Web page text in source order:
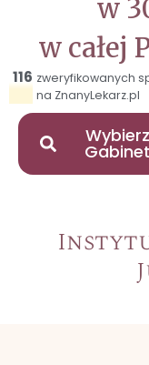
w
w całej
116 zweryfikowanych
na ZnanyLekarz.pl
Wybierz
Gabinet